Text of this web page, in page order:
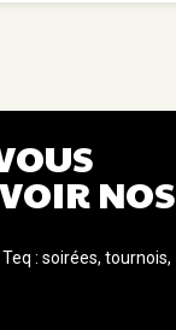
NOS
: soirées, tournois,